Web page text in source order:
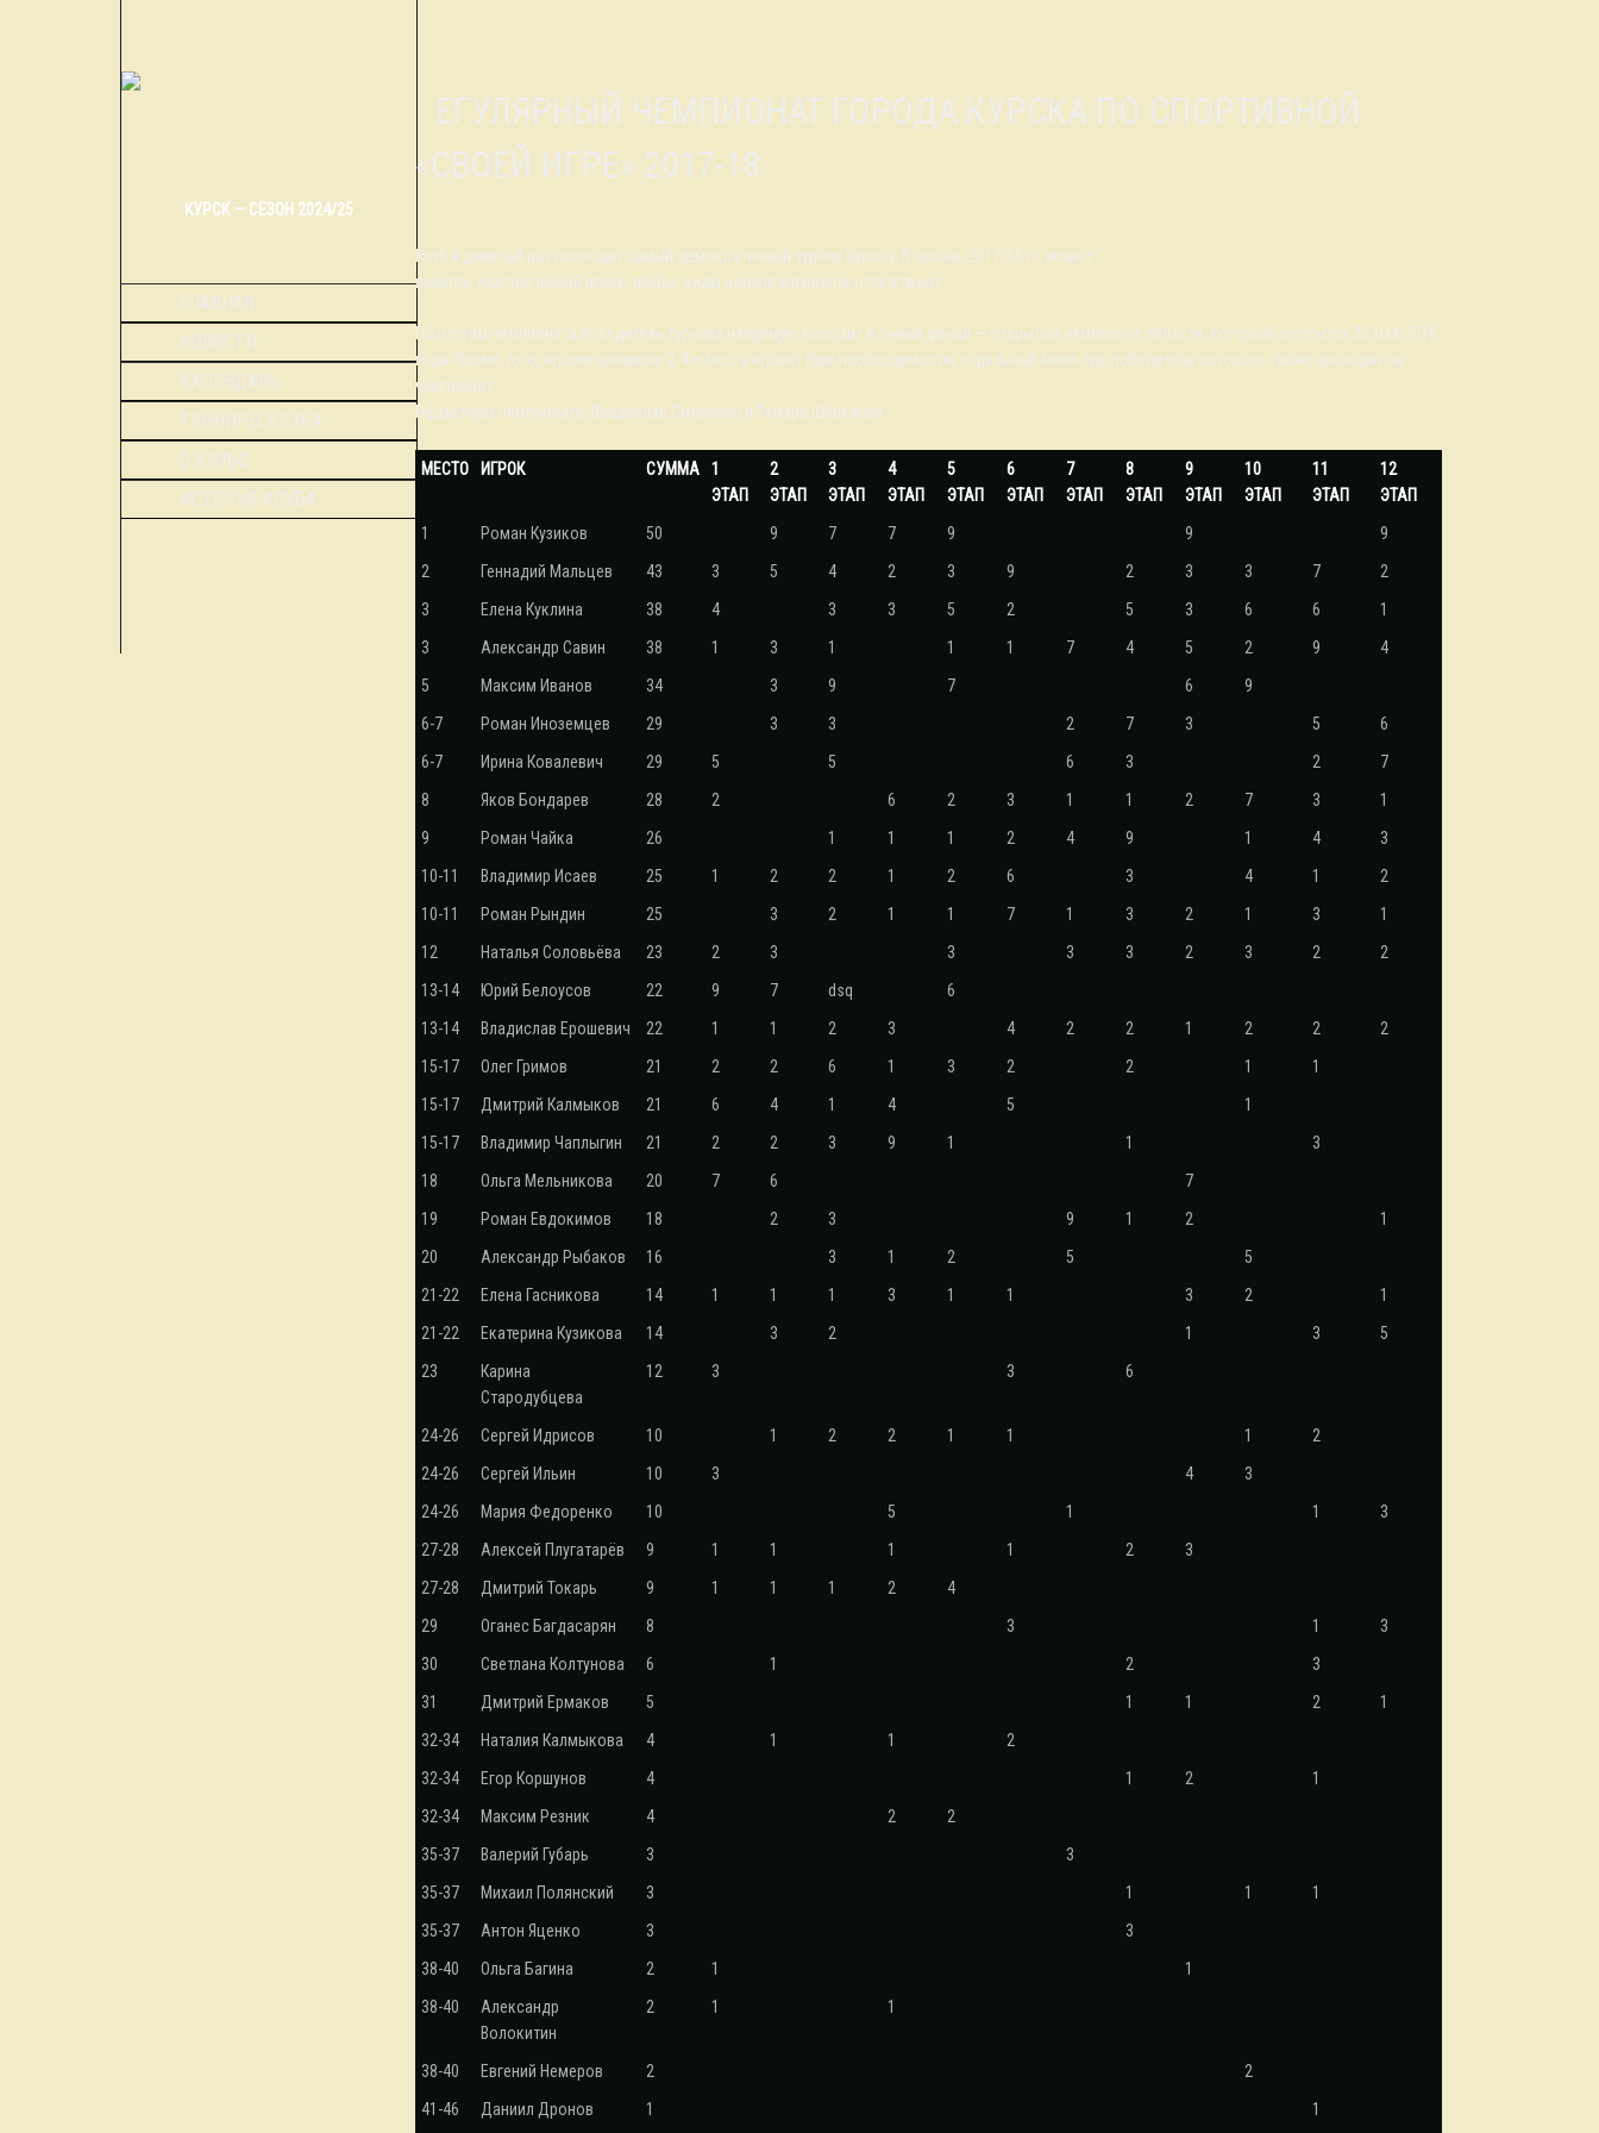
КУРСК — СЕЗОН 2024/25
ГЛАВНАЯ
НОВОСТИ
КАЛЕНДАРЬ
ТУРНИРЫ КЛУБА
О КЛУБЕ
ИСТОРИЯ КЛУБА
«СВОЕЙ ИГРЕ» 2017-18
Клуб в девятый раз проводит самый демократичный турнир Курска. В сезоне 2017/18 гг. может
принять участие любой игрок, любые виды цензов и взносов отсутствуют.
По итогам чемпионата победитель турнира напрямую выходит в очный финал — открытый чемпионат области, который состоится 20 мая 2018
года. Кроме того, игроки занявшие 2-4-е места играют (при необходимости) отдельный мини-тур, победитель которого также проходит на
чемпионат.
Редакторы чемпионата: Владислав Смиренин и Тамара Шевелёва.
МЕСТО ИГРОК СУММА
1
ЭТАП
2
ЭТАП
3
ЭТАП
4
ЭТАП
5
ЭТАП
6
ЭТАП
7
ЭТАП
8
ЭТАП
9
ЭТАП
10
ЭТАП
11
ЭТАП
12
ЭТАП
1
Роман Кузиков 50 9 7 7 9 9
9
2
Геннадий Мальцев 43 3 5 4 2 3 9 2 3 3 7
2
3
Елена Куклина 38 4 3 3 5 2 5 3 6 6
1
3
Александр Савин 38 1 3 1 1 1 7 4 5 2 9
4
5
Максим Иванов 34 3 9 7 6
9
6-7
Роман Иноземцев 29 3 3 2 7 3 5
6
6-7
Ирина Ковалевич 29 5 5 6 3 2
7
8
Яков Бондарев 28 2 6 2 3 1 1 2 7 3
1
9
Роман Чайка 26 1 1 1 2 4 9 1 4
3
10-11
Владимир Исаев 25 1 2 2 1 2 6 3 4 1
2
10-11
Роман Рындин 25 3 2 1 1 7 1 3 2 1 3
1
12
Наталья Соловьёва 23 2 3 3 3 3 2 3 2
2
13-14
Юрий Белоусов 22 9 7 dsq
6
13-14
Владислав Ерошевич 22 1 1 2 3 4 2 2 1 2 2
2
15-17
Олег Гримов 21 2 2 6 1 3 2 2 1
1
15-17
Дмитрий Калмыков 21 6 4 1 4 5
1
15-17
Владимир Чаплыгин 21 2 2 3 9 1 1
3
18
Ольга Мельникова 20 7 6
7
19
Роман Евдокимов 18 2 3 9 1 2
1
20
Александр Рыбаков 16 3 1 2 5
5
21-22
Елена Гасникова 14 1 1 1 3 1 1 3 2
1
21-22
Екатерина Кузикова 14 3 2 1 3
5
23
Карина
Стародубцева
12 3 3 6
24-26 Сергей Идрисов 10 1 2 2 1 1 1
2
24-26
Сергей Ильин 10 3 4
3
24-26
Мария Федоренко 10 5 1 1
3
27-28
Алексей Плугатарёв 9 1 1 1 1 2
3
27-28
Дмитрий Токарь 9 1 1 1 2
4
29
Оганес Багдасарян 8 3 1
3
30
Светлана Колтунова 6 1 2
3
31
Дмитрий Ермаков 5 1 1 2
1
32-34
Наталия Калмыкова 4 1 1
2
32-34
Егор Коршунов 4 1 2
1
32-34
Максим Резник 4 2
2
35-37
Валерий Губарь 3
3
35-37
Михаил Полянский 3 1 1
1
35-37
Антон Яценко 3
3
38-40
Ольга Багина 2 1
1
38-40
Александр
Волокитин
2 1 1
38-40 Евгений Немеров 2
2
41-46
Даниил Дронов 1
1